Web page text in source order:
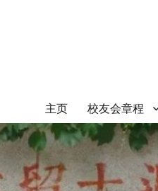
易大
主页 校友会章程